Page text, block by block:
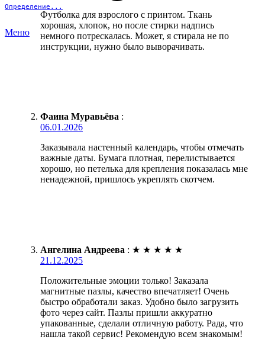
Определение...
Меню
Футболка для взрослого с принтом. Ткань
хорошая, хлопок, но после стирки надпись
немного потрескалась. Может, я стирала не по
инструкции, нужно было выворачивать.
Фаина Муравьёва :
06.01.2026
Заказывала настенный календарь, чтобы отмечать
важные даты. Бумага плотная, перелистывается
хорошо, но петелька для крепления показалась мне
ненадежной, пришлось укреплять скотчем.
Ангелина Андреева : ★ ★ ★ ★ ★
21.12.2025
Положительные эмоции только! Заказала
магнитные пазлы, качество впечатляет! Очень
быстро обработали заказ. Удобно было загрузить
фото через сайт. Пазлы пришли аккуратно
упакованные, сделали отличную работу. Рада, что
нашла такой сервис! Рекомендую всем знакомым!